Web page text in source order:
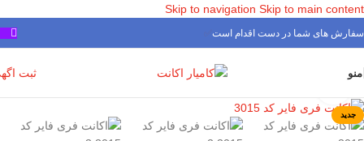
Skip to navigation Skip to main content
سفارش های شما در دست اقدام است
منو ثبت
جدید